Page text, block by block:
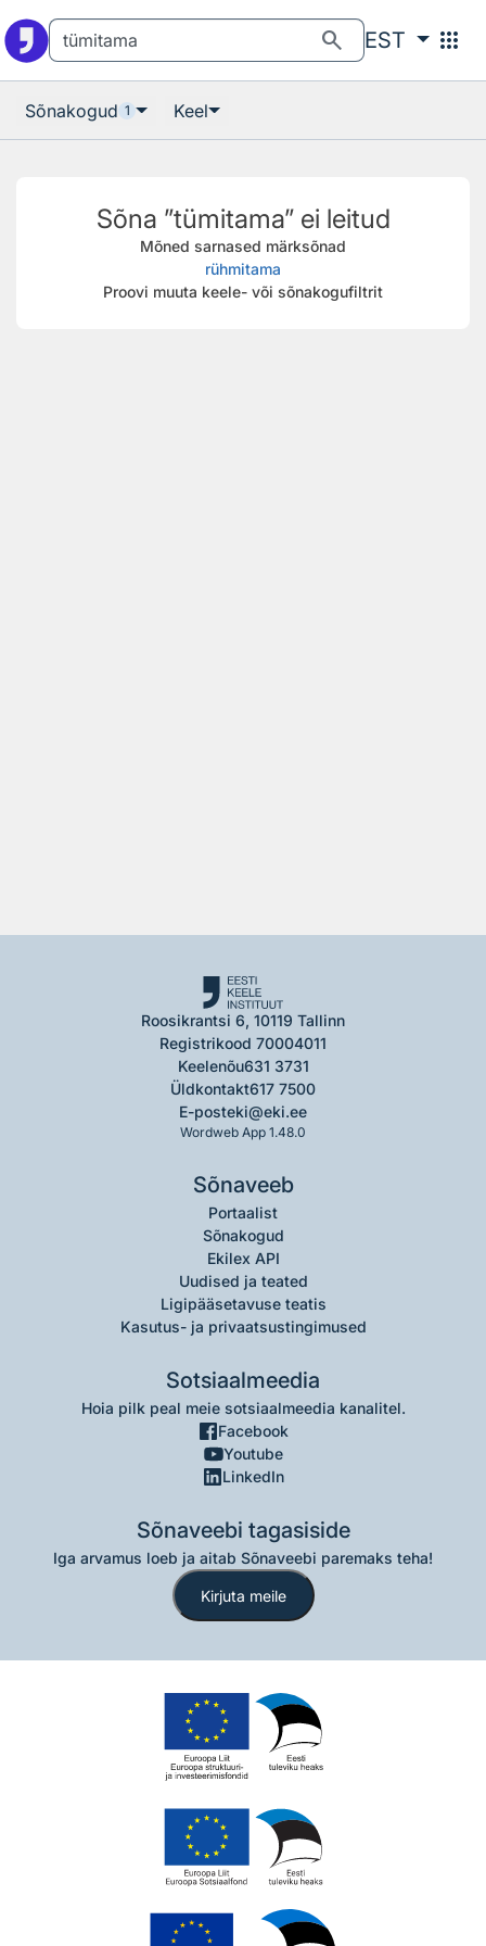
search EST apps
Sõnakogud 1 Keel
Sõna ”tümitama” ei leitud
Mõned sarnased märksõnad
rühmitama
Proovi muuta keele- või sõnakogufiltrit
Roosikrantsi 6, 10119 Tallinn
Registrikood 70004011
Keelenõu631 3731
Üldkontakt617 7500
E-posteki@eki.ee
Wordweb App 1.48.0
Sõnaveeb
Portaalist
Sõnakogud
Ekilex API
Uudised ja teated
Ligipääsetavuse teatis
Kasutus- ja privaatsustingimused
Sotsiaalmeedia
Hoia pilk peal meie sotsiaalmeedia kanalitel.
Facebook
Youtube
LinkedIn
Sõnaveebi tagasiside
Iga arvamus loeb ja aitab Sõnaveebi paremaks teha!
Kirjuta meile